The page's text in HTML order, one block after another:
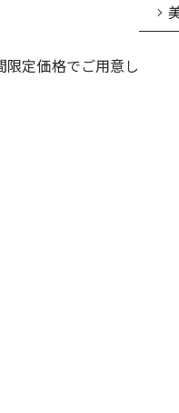
定価格でご用意し